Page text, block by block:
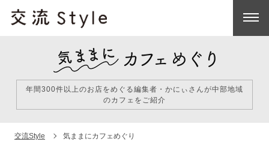
年間300件以上のお店をめぐる編集者・かにぃさんが中部地域
のカフェをご紹介
交流Style 気ままにカフェめぐり